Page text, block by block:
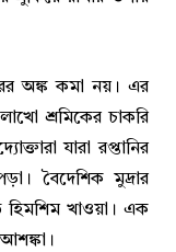
অঙ্ক কমা নয়। এর
শ্রমিকের চাকরি
যারা রপ্তানির
বৈদেশিক মুদ্রার
হিমশিম খাওয়া। এক